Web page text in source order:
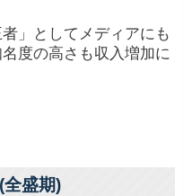
」としてメディアにも
度の高さも収入増加に
全盛期)